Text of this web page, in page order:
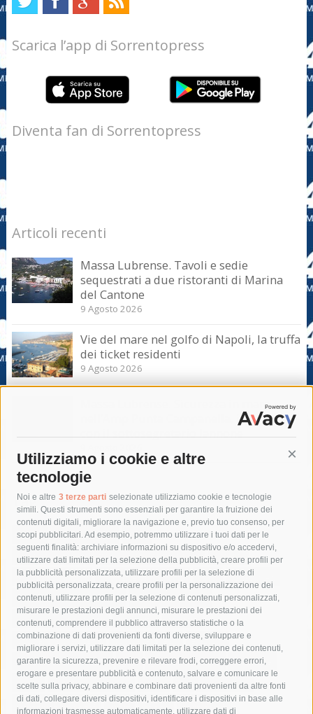
Utilizziamo i cookie e altre
tecnologie
Noi e altre 3 terze parti selezionate utilizziamo cookie e tecnologie
simili. Questi strumenti sono essenziali per garantire la fruizione dei
contenuti digitali, migliorare la navigazione e, previo tuo consenso, per
scopi pubblicitari. Ad esempio, potremmo utilizzare i tuoi dati per le
seguenti finalità: archiviare informazioni su dispositivo e/o accedervi,
utilizzare dati limitati per la selezione della pubblicità, creare profili per
la pubblicità personalizzata, utilizzare profili per la selezione di
pubblicità personalizzata, creare profili per la personalizzazione dei
contenuti, utilizzare profili per la selezione di contenuti personalizzati,
misurare le prestazioni degli annunci, misurare le prestazioni dei
contenuti, comprendere il pubblico attraverso statistiche o la
combinazione di dati provenienti da fonti diverse, sviluppare e
migliorare i servizi, utilizzare dati limitati per la selezione dei contenuti,
garantire la sicurezza, prevenire e rilevare frodi, correggere errori,
erogare e presentare pubblicità e contenuto, salvare e comunicare le
scelte sulla privacy, abbinare e combinare dati provenienti da altre fonti
di dati, collegare diversi dispositivi, identificare i dispositivi in base alle
informazioni trasmesse automaticamente, utilizzare dati di
Scarica l’app di Sorrentopress
Diventa fan di Sorrentopress
Articoli recenti
Massa Lubrense. Tavoli e sedie
sequestrati a due ristoranti di Marina
del Cantone
9 Agosto 2026
Vie del mare nel golfo di Napoli, la truffa
dei ticket residenti
9 Agosto 2026
Massa Lubrense. Sicurezza in mare
nell’Amp Punta Campanella, incontro
con il sottosegretario Iannone
Tag
acqua allerta meteo
anas
area marina protetta di punta campanella
arresto
Asl Napoli 3 sud
capitaneria di porto capri
carabinieri
castellammare di stabia
circumvesuviana
comune di sorrento
concerto
contagi
costiera amalfitana
covid-19 eav
elezioni
fondazione sorrento
gori guardia costiera
incidente
lavori
lorenzo balducelli mare
massa lubrense
massimo coppola
Meta napoli ordinanza